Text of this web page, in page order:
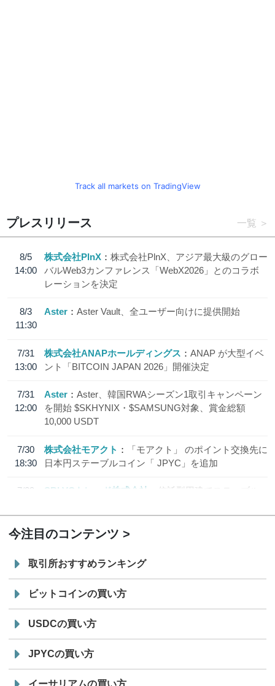
Track all markets on TradingView
プレスリリース 一覧
8/5
14:00
株式会社PlnX
株式会社PlnX、アジア最大級のグロー
バルWeb3カンファレンス「WebX2026」とのコラボ
レーションを決定
8/3
11:30
Aster Aster Vault、全ユーザー向けに提供開始
7/31
13:00
株式会社ANAPホールディングス
ANAP が大型イベ
ント「BITCOIN JAPAN 2026」開催決定
7/31
12:00
Aster
Aster、韓国RWAシーズン1取引キャンペーン
を開始 $SKHYNIX・$SAMSUNG対象、賞金総額
10,000 USDT
7/30
18:30
株式会社モアクト
「モアクト」 のポイント交換先に
日本円ステーブルコイン「 JPYC」を追加
7/29
SBI VCトレード株式会社
信託型円建てステーブル
今注目のコンテンツ
取引所おすすめランキング
ビットコインの買い方
USDCの買い方
JPYCの買い方
イーサリアムの買い方